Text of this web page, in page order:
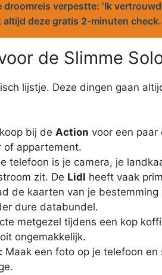
droomreis verpestte: ‘Ik
altijd deze gratis 2-minuten check.
de Slimme
lijstje. Deze dingen gaan
bij de Action voor een paar
of appartement.
telefoon is je camera, je
zit. De Lidl heeft vaak
de kaarten van je bestemming
dure databundel.
metgezel tijdens een kop
ongemakkelijk.
Maak een foto op je telefoon en